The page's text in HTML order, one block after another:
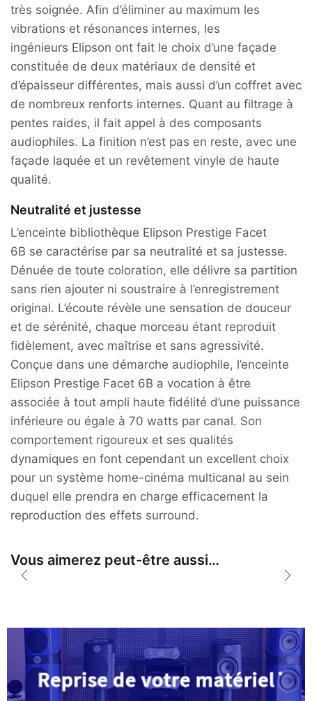
très soignée. Afin d’éliminer au maximum les
vibrations et résonances internes, les
ingénieurs Elipson ont fait le choix d’une façade
constituée de deux matériaux de densité et
d’épaisseur différentes, mais aussi d’un coffret avec
de nombreux renforts internes. Quant au filtrage à
pentes raides, il fait appel à des composants
audiophiles. La finition n’est pas en reste, avec une
façade laquée et un revêtement vinyle de haute
qualité.
Neutralité et justesse
L’enceinte bibliothèque Elipson Prestige Facet
6B se caractérise par sa neutralité et sa justesse.
Dénuée de toute coloration, elle délivre sa partition
sans rien ajouter ni soustraire à l’enregistrement
original. L’écoute révèle une sensation de douceur
et de sérénité, chaque morceau étant reproduit
fidèlement, avec maîtrise et sans agressivité.
Conçue dans une démarche audiophile, l’enceinte
Elipson Prestige Facet 6B a vocation à être
associée à tout ampli haute fidélité d’une puissance
inférieure ou égale à 70 watts par canal. Son
comportement rigoureux et ses qualités
dynamiques en font cependant un excellent choix
pour un système home-cinéma multicanal au sein
duquel elle prendra en charge efficacement la
reproduction des effets surround.
Vous aimerez peut-être aussi…